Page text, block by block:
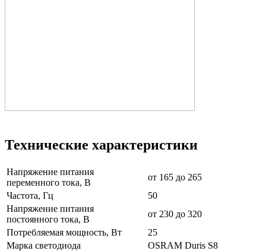
Технические характеристики
Напряжение питания
переменного тока, В
от 165 до 265
Частота, Гц
50
Напряжение питания
постоянного тока, В
от 230 до 320
Потребляемая мощность, Вт
25
Марка светодиода
OSRAM Duris S8